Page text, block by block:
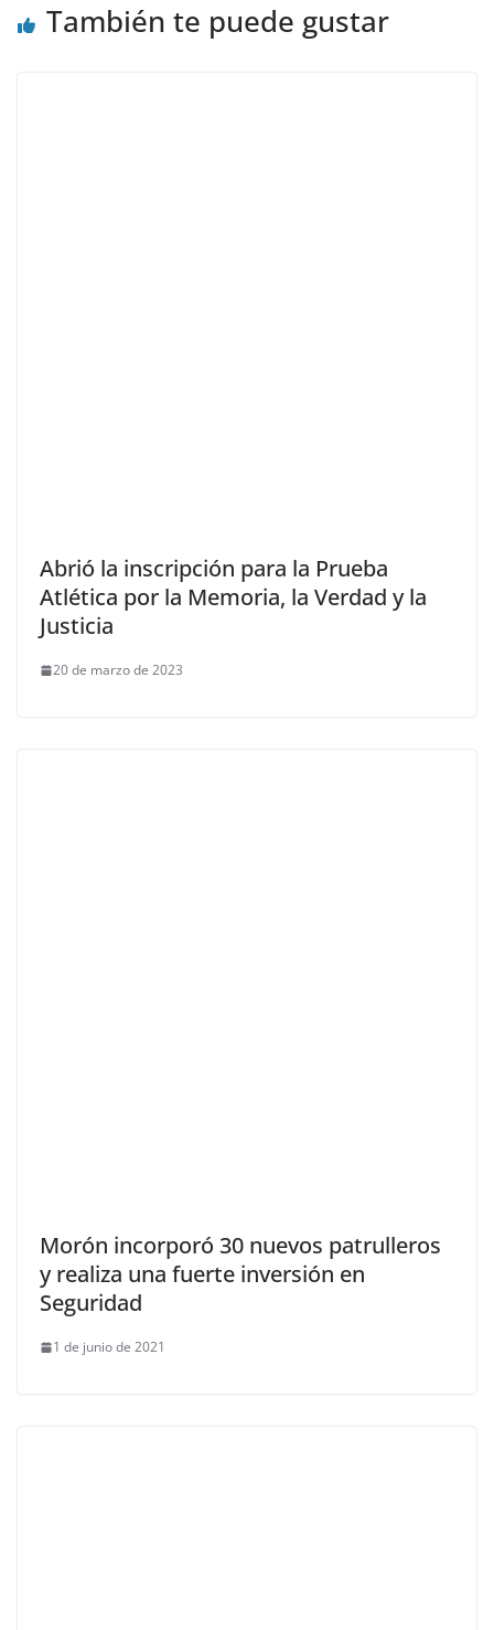
También te puede gustar
Abrió la inscripción para la Prueba
Atlética por la Memoria, la Verdad y la
Justicia
20 de marzo de 2023
Morón incorporó 30 nuevos patrulleros
y realiza una fuerte inversión en
Seguridad
1 de junio de 2021